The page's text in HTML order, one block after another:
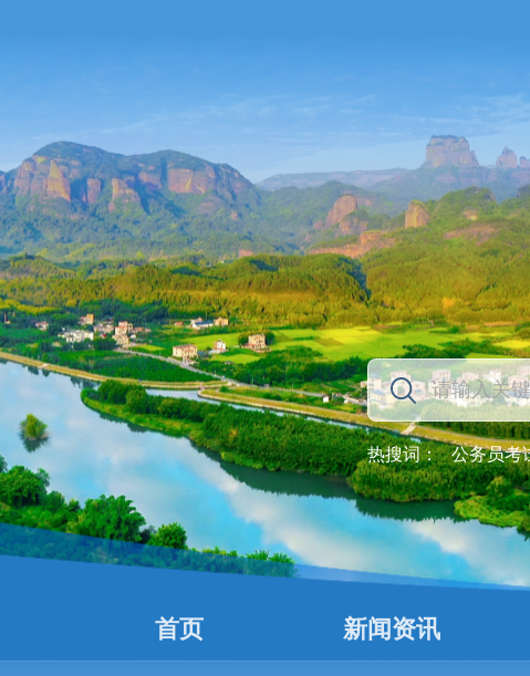
热搜词： 公务员考
首页 新闻资讯